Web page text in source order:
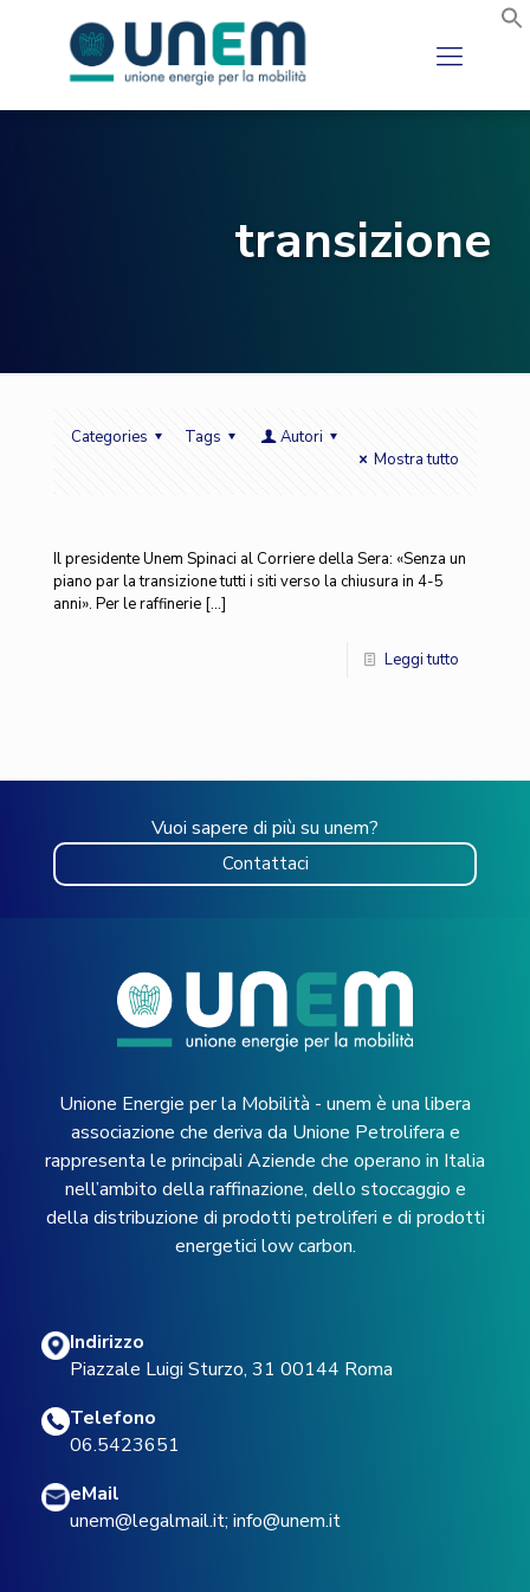
transizione
Categories Tags
Autori
Mostra tutto
Il presidente Unem Spinaci al Corriere della Sera: «Senza un
piano par la transizione tutti i siti verso la chiusura in 4-5
anni». Per le raffinerie […]
Leggi tutto
Vuoi sapere di più su unem?
Contattaci
Unione Energie per la Mobilità - unem è una libera
associazione che deriva da Unione Petrolifera e
rappresenta le principali Aziende che operano in Italia
nell’ambito della raffinazione, dello stoccaggio e
della distribuzione di prodotti petroliferi e di prodotti
energetici low carbon.
Indirizzo
Piazzale Luigi Sturzo, 31 00144 Roma
Telefono
06.5423651
eMail
unem@legalmail.it; info@unem.it